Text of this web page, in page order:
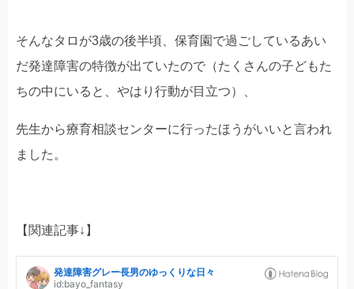
そんなタロが3歳の後半頃、保育園で過ごしているあい
だ発達障害の特徴が出ていたので（たくさんの子どもた
ちの中にいると、やはり行動が目立つ）、
先生から療育相談センターに行ったほうがいいと言われ
ました。
【関連記事↓】